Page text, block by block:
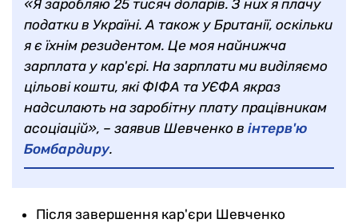
«Я заробляю 25 тисяч доларів. З них я плачу
податки в Україні. А також у Британії, оскільки
я є їхнім резидентом. Це моя найнижча
зарплата у кар'єрі. На зарплати ми виділяємо
цільові кошти, які ФІФА та УЄФА якраз
надсилають на заробітну плату працівникам
асоціацій», – заявив Шевченко в інтерв'ю
Бомбардиру.
Після завершення кар'єри Шевченко